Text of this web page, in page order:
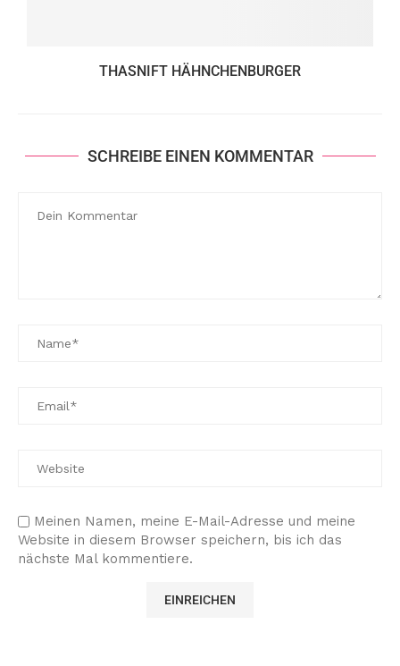
THASNIFT HÄHNCHENBURGER
SCHREIBE EINEN KOMMENTAR
Meinen Namen, meine E-Mail-Adresse und meine
Website in diesem Browser speichern, bis ich das
nächste Mal kommentiere.